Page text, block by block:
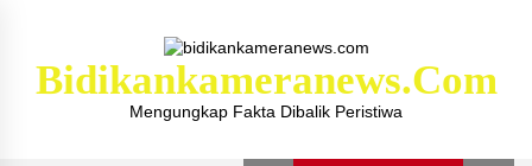
Bidikankameranews.com
Mengungkap Fakta Dibalik Peristiwa